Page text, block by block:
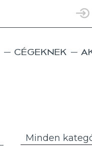
CÉGEKNEK
Minden